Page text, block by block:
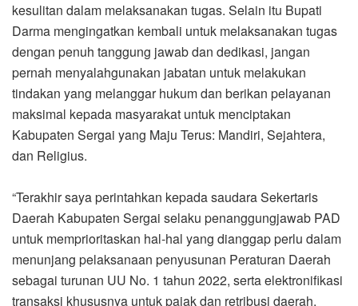
kesulitan dalam melaksanakan tugas. Selain itu Bupati
Darma mengingatkan kembali untuk melaksanakan tugas
dengan penuh tanggung jawab dan dedikasi, jangan
pernah menyalahgunakan jabatan untuk melakukan
tindakan yang melanggar hukum dan berikan pelayanan
maksimal kepada masyarakat untuk menciptakan
Kabupaten Sergai yang Maju Terus: Mandiri, Sejahtera,
dan Religius.
“Terakhir saya perintahkan kepada saudara Sekertaris
Daerah Kabupaten Sergai selaku penanggungjawab PAD
untuk memprioritaskan hal-hal yang dianggap perlu dalam
menunjang pelaksanaan penyusunan Peraturan Daerah
sebagai turunan UU No. 1 tahun 2022, serta elektronifikasi
transaksi khususnya untuk pajak dan retribusi daerah,